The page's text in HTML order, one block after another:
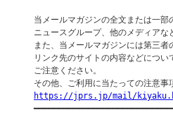
当メールマガジンの全文または一部
ニュースグループ、他のメディアな
また、当メールマガジンには第三者
リンク先のサイトの内容などについ
ご注意ください。
https://jprs.jp/mail/